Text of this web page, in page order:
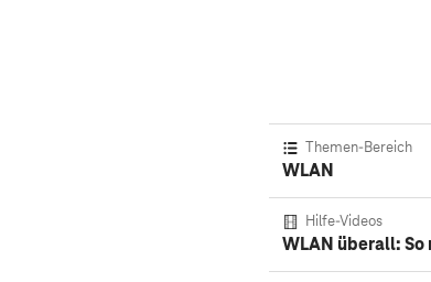
Themen-Bereich
WLAN
Hilfe-Videos
WLAN überall: So